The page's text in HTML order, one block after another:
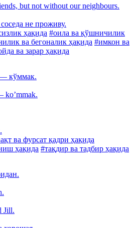
but not without our neighbours.
не проживу.
ҳақида #оила ва қўшничилик
ва бегоналик ҳақида #имкон ва
ва зарар ҳақида
кўммак.
koʼmmak.
ва фурсат қадри ҳақида
ҳақида #тақдир ва тадбир ҳақида
Jill.